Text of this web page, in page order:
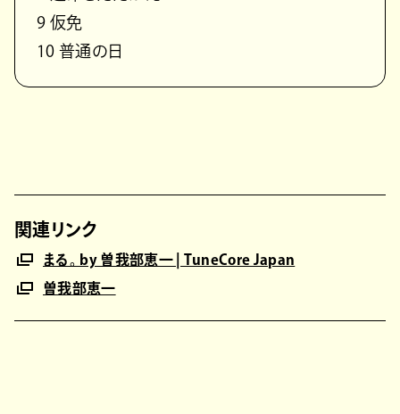
9 仮免
10 普通の日
関連リンク
まる。 by 曽我部恵一 | TuneCore Japan
曽我部恵一